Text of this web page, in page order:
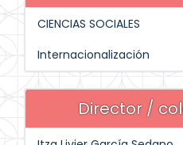
CIENCIAS SOCIALES
Internacionalización
Director /